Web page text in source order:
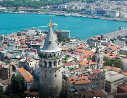
13 Mayıs 2025
Usta Lokmacı
Hayır Pilav Dağıtımı